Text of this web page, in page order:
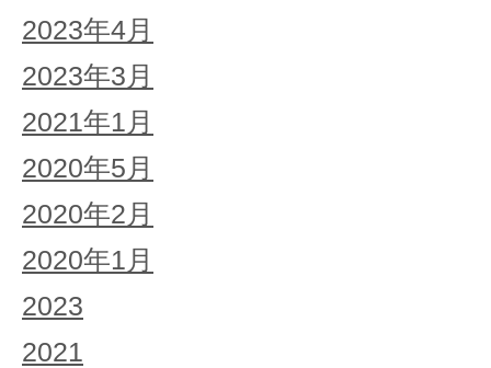
2023年4月
2023年3月
2021年1月
2020年5月
2020年2月
2020年1月
2023
2021